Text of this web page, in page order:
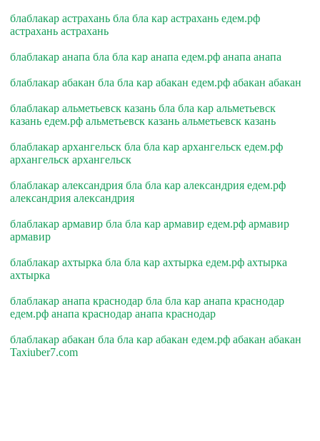
блаблакар астрахань бла бла кар астрахань едем.рф
астрахань астрахань
блаблакар анапа бла бла кар анапа едем.рф анапа анапа
блаблакар абакан бла бла кар абакан едем.рф абакан абакан
блаблакар альметьевск казань бла бла кар альметьевск
казань едем.рф альметьевск казань альметьевск казань
блаблакар архангельск бла бла кар архангельск едем.рф
архангельск архангельск
блаблакар александрия бла бла кар александрия едем.рф
александрия александрия
блаблакар армавир бла бла кар армавир едем.рф армавир
армавир
блаблакар ахтырка бла бла кар ахтырка едем.рф ахтырка
ахтырка
блаблакар анапа краснодар бла бла кар анапа краснодар
едем.рф анапа краснодар анапа краснодар
блаблакар абакан бла бла кар абакан едем.рф абакан абакан
Taxiuber7.com